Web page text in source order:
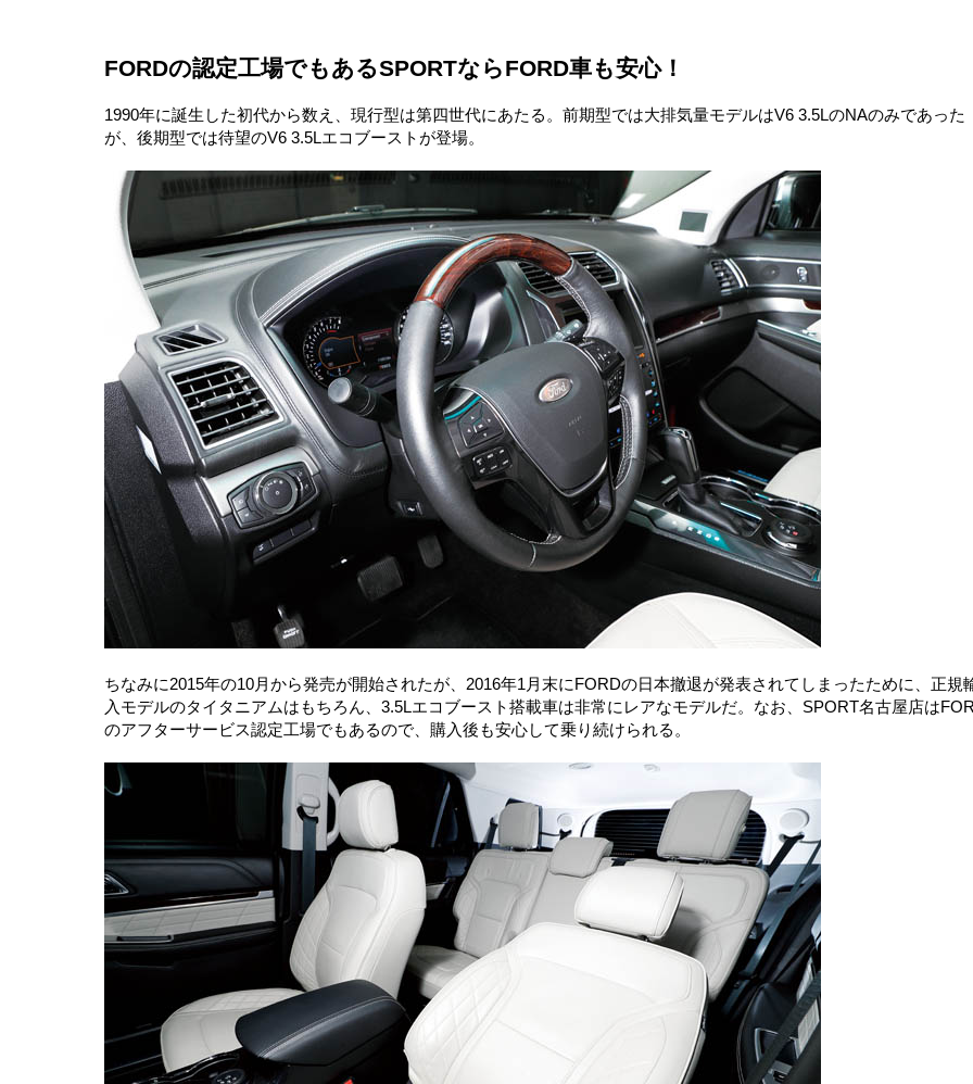
FORDの認定工場でもあるSPORTならFORD車も安心！
1990年に誕生した初代から数え、現行型は第四世代にあたる。前期型では大排気量モデルはV6 3.5LのNAのみであった
が、後期型では待望のV6 3.5Lエコブーストが登場。
ちなみに2015年の10月から発売が開始されたが、2016年1月末にFORDの日本撤退が発表されてしまったために、正規
入モデルのタイタニアムはもちろん、3.5Lエコブースト搭載車は非常にレアなモデルだ。なお、SPORT名古屋店は
のアフターサービス認定工場でもあるので、購入後も安心して乗り続けられる。